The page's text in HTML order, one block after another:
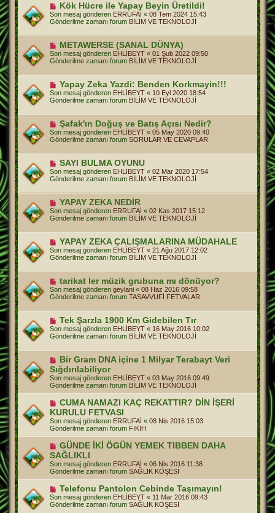
s
a
j
Y
e
n
i
e
s
a
j
Kök Hücre ile Yapay Beyin Üretildi!
Son mesaj gönderen ERRUFAİ « 08 Tem 2024 15:43
Gönderilme zamanı forum BİLİM VE TEKNOLOJİ
Y
e
n
i
e
a
j
METAWERSE (SANAL DÜNYA)
Son mesaj gönderen EHLİBEYT « 01 Şub 2022 09:50
Gönderilme zamanı forum BİLİM VE TEKNOLOJİ
Y
n
i
s
a
j
Yapay Zeka Yazdi: Benden Korkmayin!!!
Son mesaj gönderen EHLİBEYT « 10 Eyl 2020 18:54
Gönderilme zamanı forum BİLİM VE TEKNOLOJİ
Y
e
n
i
s
a
j
Şafak'ın Doğuş ve Batış Açısı Nedir?
Son mesaj gönderen EHLİBEYT « 05 May 2020 09:40
Gönderilme zamanı forum SORULAR VE CEVAPLAR
Y
e
n
i
e
a
j
SAYI BULMA OYUNU
Son mesaj gönderen EHLİBEYT « 02 Mar 2020 17:54
Gönderilme zamanı forum BİLİM VE TEKNOLOJİ
Y
n
i
e
a
j
YAPAY ZEKA NEDİR
Son mesaj gönderen ERRUFAİ « 02 Kas 2017 15:12
Gönderilme zamanı forum BİLİM VE TEKNOLOJİ
Y
n
i
s
a
j
YAPAY ZEKA ÇALIŞMALARINA MÜDAHALE
Son mesaj gönderen EHLİBEYT « 21 Ağu 2017 12:02
Gönderilme zamanı forum BİLİM VE TEKNOLOJİ
Y
e
n
i
e
a
j
tarikat ler müzik grubuna mı dönüyor?
Son mesaj gönderen geylani « 08 Haz 2016 09:58
Gönderilme zamanı forum TASAVVUFİ FETVALAR
Y
n
i
e
s
a
j
Tek Şarzla 1900 Km Gidebilen Tır
Son mesaj gönderen EHLİBEYT « 16 May 2016 10:02
Gönderilme zamanı forum BİLİM VE TEKNOLOJİ
Y
e
n
i
m
e
s
a
j
Bir Gram DNA içine 1 Milyar Terabayt Veri
Sığdırılabiliyor
Son mesaj gönderen EHLİBEYT « 03 May 2016 09:49
Gönderilme zamanı forum BİLİM VE TEKNOLOJİ
Y
e
n
i
m
e
s
a
j
CUMA NAMAZI KAÇ REKATTIR? DİN İŞERİ
KURULU FETVASI
Son mesaj gönderen ERRUFAİ « 08 Nis 2016 15:03
Gönderilme zamanı forum FIKIH
Y
e
n
i
m
e
s
a
j
GÜNDE İKİ ÖGÜN YEMEK TIBBEN DAHA
SAĞLIKLI
Son mesaj gönderen ERRUFAİ « 06 Nis 2016 11:38
Gönderilme zamanı forum SAĞLIK KÖŞESİ
Y
n
i
Telefonu Pantolon Cebinde Taşımayın!
Son mesaj gönderen EHLİBEYT « 11 Mar 2016 09:43
Gönderilme zamanı forum SAĞLIK KÖŞESİ